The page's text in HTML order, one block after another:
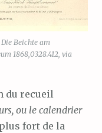
Beichte am
1868,0328.412, via
du recueil
ou le calendrier
fort de la